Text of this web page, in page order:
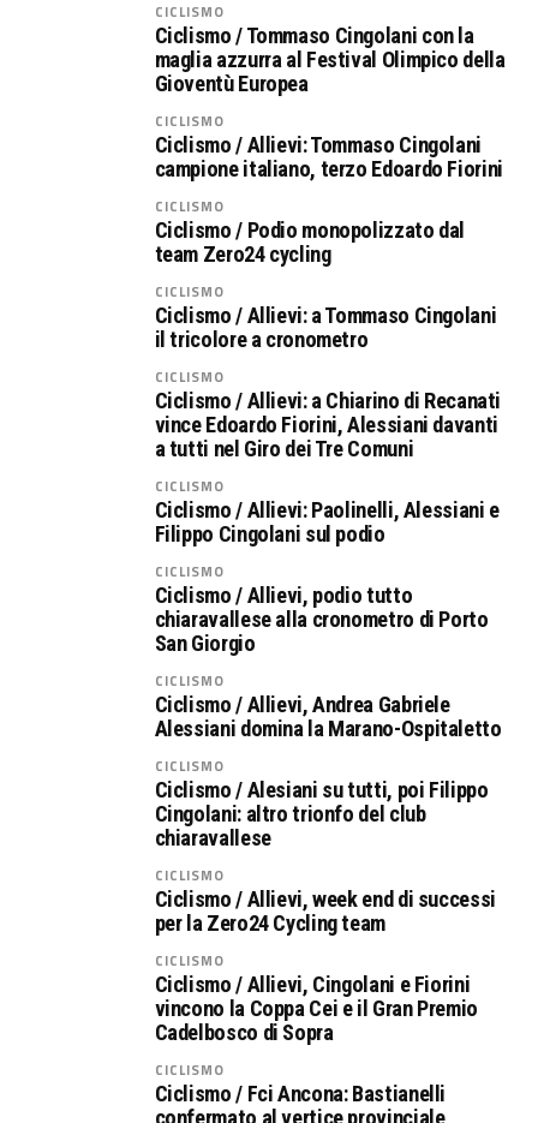
CICLISMO
Ciclismo / Tommaso Cingolani con la
maglia azzurra al Festival Olimpico della
Gioventù Europea
CICLISMO
Ciclismo / Allievi: Tommaso Cingolani
campione italiano, terzo Edoardo Fiorini
CICLISMO
Ciclismo / Podio monopolizzato dal
team Zero24 cycling
CICLISMO
Ciclismo / Allievi: a Tommaso Cingolani
il tricolore a cronometro
CICLISMO
Ciclismo / Allievi: a Chiarino di Recanati
vince Edoardo Fiorini, Alessiani davanti
a tutti nel Giro dei Tre Comuni
CICLISMO
Ciclismo / Allievi: Paolinelli, Alessiani e
Filippo Cingolani sul podio
CICLISMO
Ciclismo / Allievi, podio tutto
chiaravallese alla cronometro di Porto
San Giorgio
CICLISMO
Ciclismo / Allievi, Andrea Gabriele
Alessiani domina la Marano-Ospitaletto
CICLISMO
Ciclismo / Alesiani su tutti, poi Filippo
Cingolani: altro trionfo del club
chiaravallese
CICLISMO
Ciclismo / Allievi, week end di successi
per la Zero24 Cycling team
CICLISMO
Ciclismo / Allievi, Cingolani e Fiorini
vincono la Coppa Cei e il Gran Premio
Cadelbosco di Sopra
CICLISMO
Ciclismo / Fci Ancona: Bastianelli
confermato al vertice provinciale,